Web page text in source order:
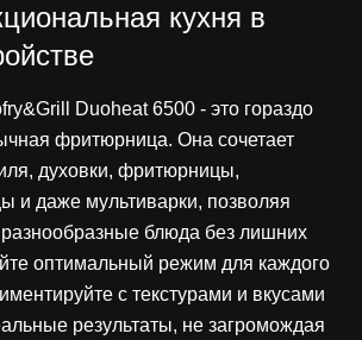
кухня в
Duoheat 6500 - это гораздо
фритюрница. Она сочетает
духовки, фритюрницы,
и даже мультиварки, позволяя
блюда без лишних
оптимальный режим для каждого
с текстурами и вкусами
результаты, не загромождая